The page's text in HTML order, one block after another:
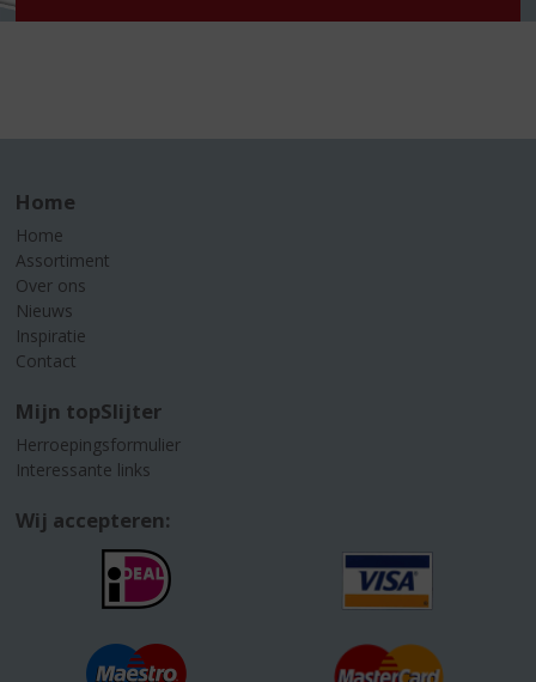
Home
Home
Assortiment
Over ons
Nieuws
Inspiratie
Contact
Mijn topSlijter
Herroepingsformulier
Interessante links
Wij accepteren: